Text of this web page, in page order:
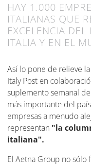
HAY 1.000
ITALIANAS QUE
EXCELENCIA
ITALIA Y EN EL
Así lo pone de relieve
Italy Post en
suplemento semanal
más importante del
empresas a menudo
representan "la
italiana".
El Aetna Group no sólo